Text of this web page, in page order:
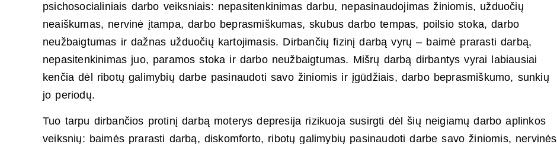
psichosocialiniais darbo veiksniais: nepasitenkinimas darbu, nepasinaudojimas žiniomis, užduočių
neaiškumas, nervinė įtampa, darbo beprasmiškumas, skubus darbo tempas, poilsio stoka, darbo
neužbaigtumas ir dažnas užduočių kartojimasis. Dirbančių fizinį darbą vyrų – baimė prarasti darbą,
nepasitenkinimas juo, paramos stoka ir darbo neužbaigtumas. Mišrų darbą dirbantys vyrai labiausiai
kenčia dėl ribotų galimybių darbe pasinaudoti savo žiniomis ir įgūdžiais, darbo beprasmiškumo, sunkių
jo periodų.
Tuo tarpu dirbančios protinį darbą moterys depresija rizikuoja susirgti dėl šių neigiamų darbo aplinkos
veiksnių: baimės prarasti darbą, diskomforto, ribotų galimybių pasinaudoti darbe savo žiniomis, nervinės